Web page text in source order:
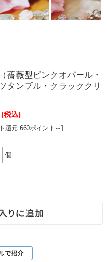
薔薇型ピンクオパール・
タンブル・クラッククリ
(税込)
還元 660ポイント～]
個